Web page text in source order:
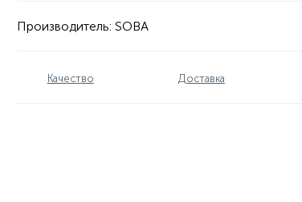
Производитель: SOBA
Качество Доставка